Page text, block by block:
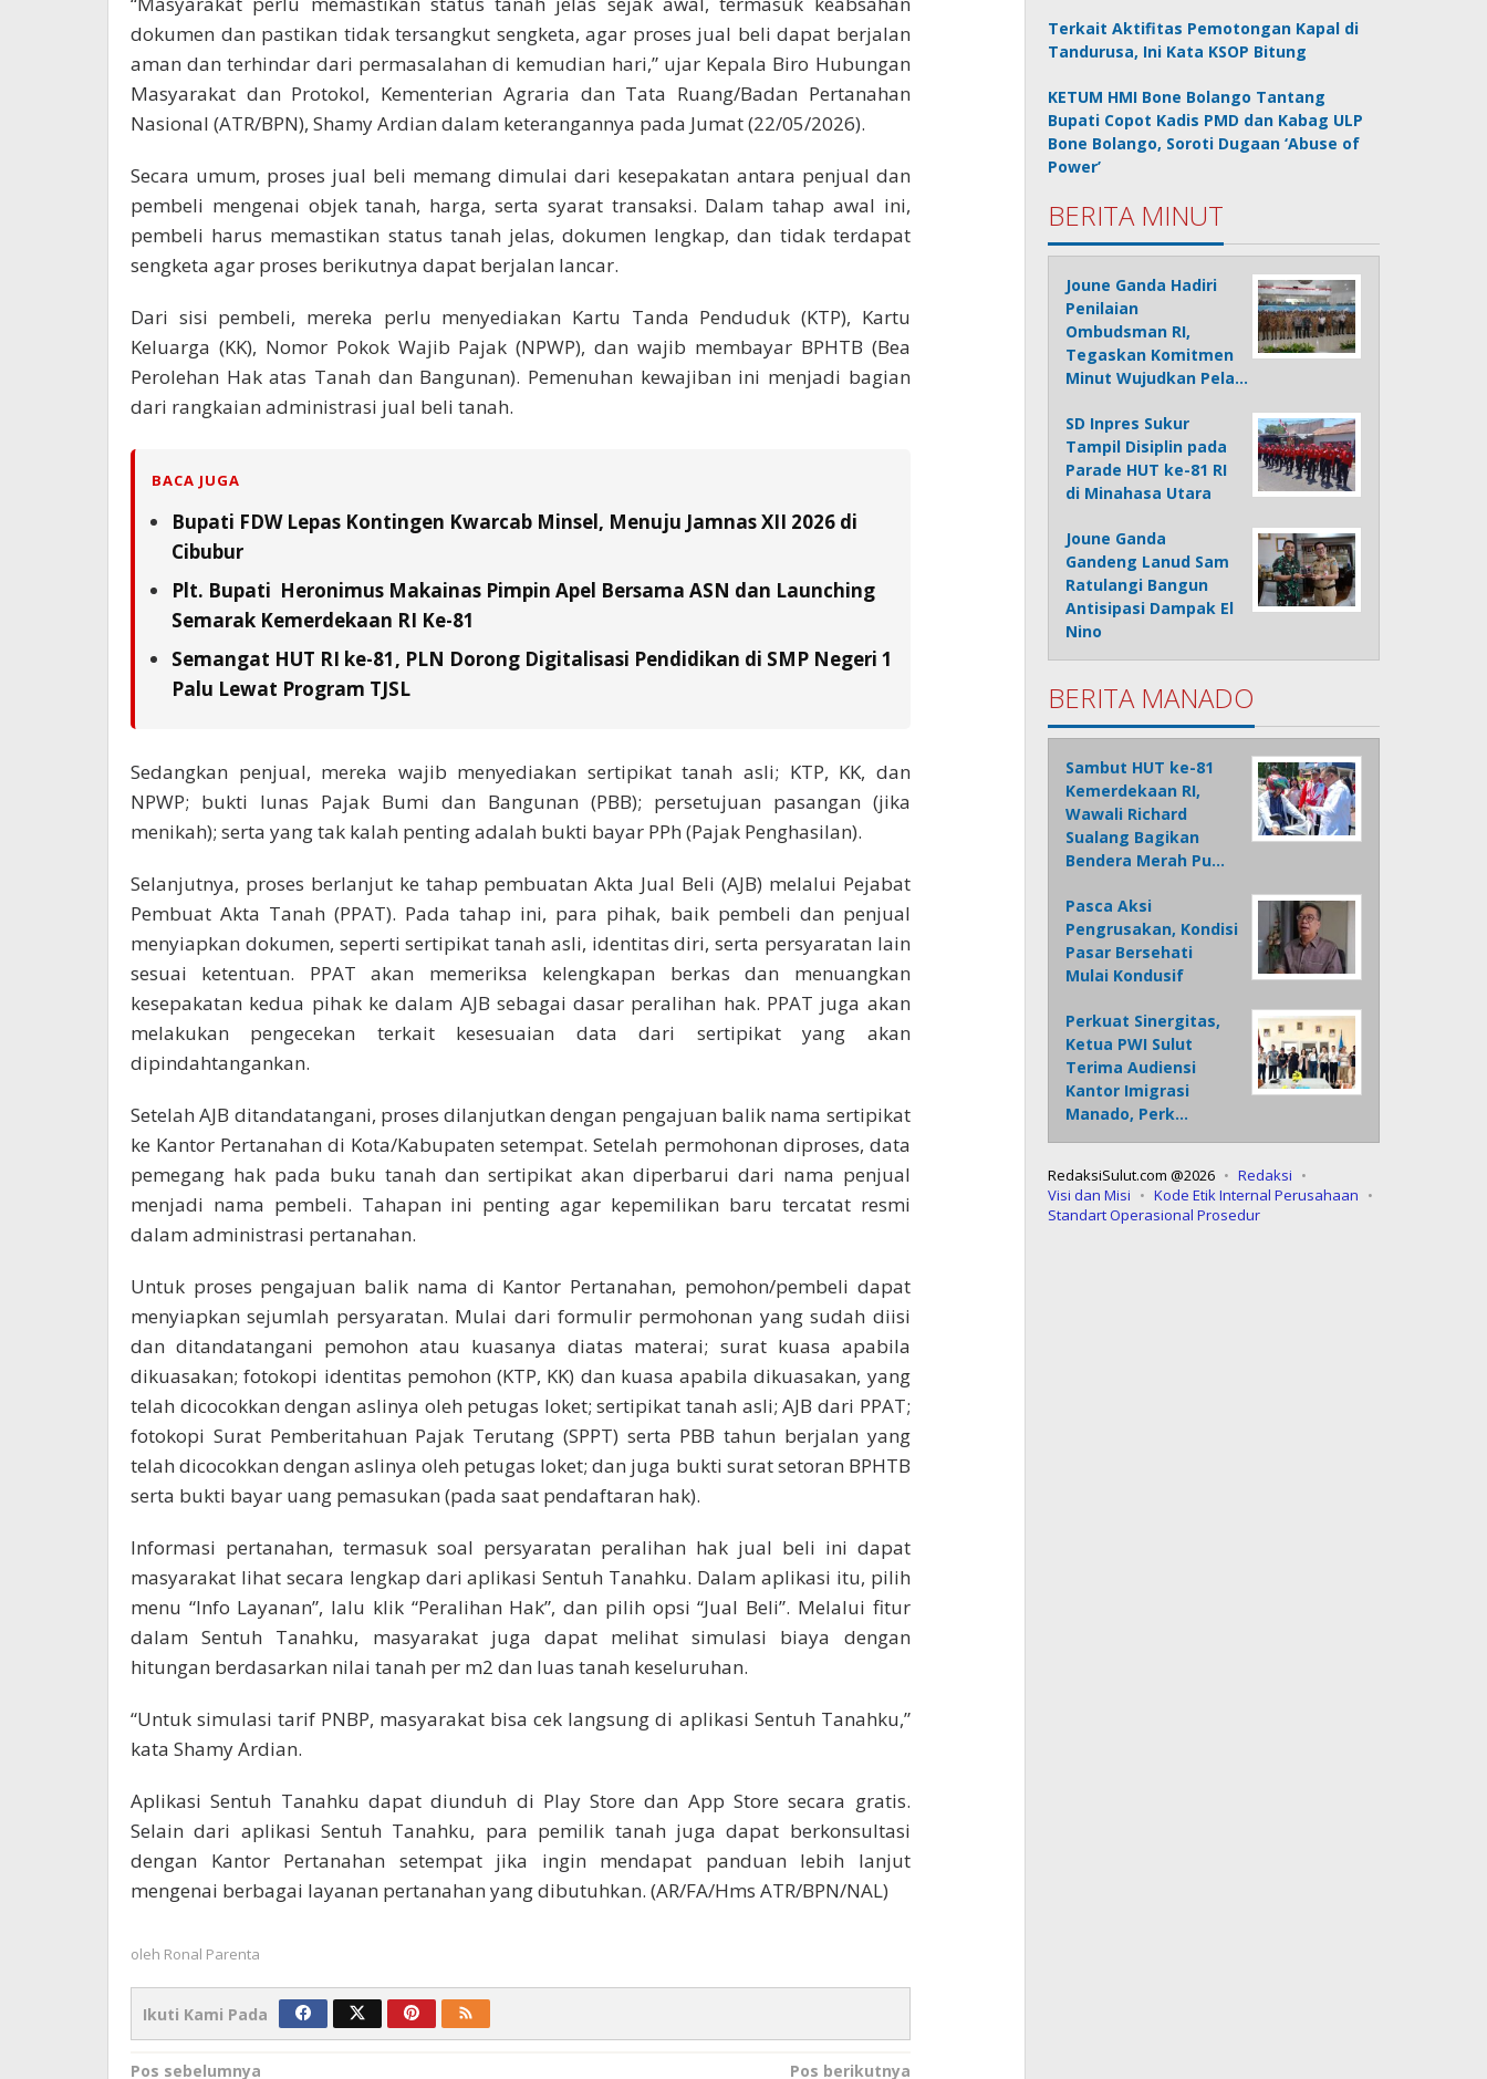
dokumen dan pastikan tidak tersangkut sengketa, agar proses jual beli dapat berjalan
aman dan terhindar dari permasalahan di kemudian hari,” ujar Kepala Biro Hubungan
Masyarakat dan Protokol, Kementerian Agraria dan Tata Ruang/Badan Pertanahan
Nasional (ATR/BPN), Shamy Ardian dalam keterangannya pada Jumat (22/05/2026).
Secara umum, proses jual beli memang dimulai dari kesepakatan antara penjual dan
pembeli mengenai objek tanah, harga, serta syarat transaksi. Dalam tahap awal ini,
pembeli harus memastikan status tanah jelas, dokumen lengkap, dan tidak terdapat
sengketa agar proses berikutnya dapat berjalan lancar.
Dari sisi pembeli, mereka perlu menyediakan Kartu Tanda Penduduk (KTP), Kartu
Keluarga (KK), Nomor Pokok Wajib Pajak (NPWP), dan wajib membayar BPHTB (Bea
Perolehan Hak atas Tanah dan Bangunan). Pemenuhan kewajiban ini menjadi bagian
dari rangkaian administrasi jual beli tanah.
BACA JUGA
Bupati FDW Lepas Kontingen Kwarcab Minsel, Menuju Jamnas XII 2026 di
Cibubur
Plt. Bupati Heronimus Makainas Pimpin Apel Bersama ASN dan Launching
Semarak Kemerdekaan RI Ke-81
Semangat HUT RI ke-81, PLN Dorong Digitalisasi Pendidikan di SMP Negeri 1
Palu Lewat Program TJSL
Sedangkan penjual, mereka wajib menyediakan sertipikat tanah asli; KTP, KK, dan
NPWP; bukti lunas Pajak Bumi dan Bangunan (PBB); persetujuan pasangan (jika
menikah); serta yang tak kalah penting adalah bukti bayar PPh (Pajak Penghasilan).
Selanjutnya, proses berlanjut ke tahap pembuatan Akta Jual Beli (AJB) melalui Pejabat
Pembuat Akta Tanah (PPAT). Pada tahap ini, para pihak, baik pembeli dan penjual
menyiapkan dokumen, seperti sertipikat tanah asli, identitas diri, serta persyaratan lain
sesuai ketentuan. PPAT akan memeriksa kelengkapan berkas dan menuangkan
kesepakatan kedua pihak ke dalam AJB sebagai dasar peralihan hak. PPAT juga akan
melakukan pengecekan terkait kesesuaian data dari sertipikat yang akan
dipindahtangankan.
Setelah AJB ditandatangani, proses dilanjutkan dengan pengajuan balik nama sertipikat
ke Kantor Pertanahan di Kota/Kabupaten setempat. Setelah permohonan diproses, data
pemegang hak pada buku tanah dan sertipikat akan diperbarui dari nama penjual
menjadi nama pembeli. Tahapan ini penting agar kepemilikan baru tercatat resmi
dalam administrasi pertanahan.
Untuk proses pengajuan balik nama di Kantor Pertanahan, pemohon/pembeli dapat
menyiapkan sejumlah persyaratan. Mulai dari formulir permohonan yang sudah diisi
dan ditandatangani pemohon atau kuasanya diatas materai; surat kuasa apabila
dikuasakan; fotokopi identitas pemohon (KTP, KK) dan kuasa apabila dikuasakan, yang
telah dicocokkan dengan aslinya oleh petugas loket; sertipikat tanah asli; AJB dari PPAT;
fotokopi Surat Pemberitahuan Pajak Terutang (SPPT) serta PBB tahun berjalan yang
telah dicocokkan dengan aslinya oleh petugas loket; dan juga bukti surat setoran BPHTB
serta bukti bayar uang pemasukan (pada saat pendaftaran hak).
Informasi pertanahan, termasuk soal persyaratan peralihan hak jual beli ini dapat
masyarakat lihat secara lengkap dari aplikasi Sentuh Tanahku. Dalam aplikasi itu, pilih
menu “Info Layanan”, lalu klik “Peralihan Hak”, dan pilih opsi “Jual Beli”. Melalui fitur
dalam Sentuh Tanahku, masyarakat juga dapat melihat simulasi biaya dengan
hitungan berdasarkan nilai tanah per m2 dan luas tanah keseluruhan.
“Untuk simulasi tarif PNBP, masyarakat bisa cek langsung di aplikasi Sentuh Tanahku,”
kata Shamy Ardian.
Aplikasi Sentuh Tanahku dapat diunduh di Play Store dan App Store secara gratis.
Selain dari aplikasi Sentuh Tanahku, para pemilik tanah juga dapat berkonsultasi
dengan Kantor Pertanahan setempat jika ingin mendapat panduan lebih lanjut
mengenai berbagai layanan pertanahan yang dibutuhkan. (AR/FA/Hms ATR/BPN/NAL)
oleh Ronal Parenta
Ikuti Kami Pada
Pos sebelumnya Pos berikutnya
Terkait Aktifitas Pemotongan Kapal di
Tandurusa, Ini Kata KSOP Bitung
KETUM HMI Bone Bolango Tantang
Bupati Copot Kadis PMD dan Kabag ULP
Bone Bolango, Soroti Dugaan ‘Abuse of
Power’
BERITA MINUT
Joune Ganda Hadiri
Penilaian
Ombudsman RI,
Tegaskan Komitmen
Minut Wujudkan Pela…
SD Inpres Sukur
Tampil Disiplin pada
Parade HUT ke-81 RI
di Minahasa Utara
Joune Ganda
Gandeng Lanud Sam
Ratulangi Bangun
Antisipasi Dampak El
Nino
BERITA MANADO
Sambut HUT ke-81
Kemerdekaan RI,
Wawali Richard
Sualang Bagikan
Bendera Merah Pu…
Pasca Aksi
Pengrusakan, Kondisi
Pasar Bersehati
Mulai Kondusif
Perkuat Sinergitas,
Ketua PWI Sulut
Terima Audiensi
Kantor Imigrasi
Manado, Perk…
RedaksiSulut.com @2026
Redaksi
Visi dan Misi
Kode Etik Internal Perusahaan
Standart Operasional Prosedur